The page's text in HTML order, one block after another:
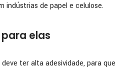
indústrias de papel e celulose.
elas
ter alta adesividade, para que